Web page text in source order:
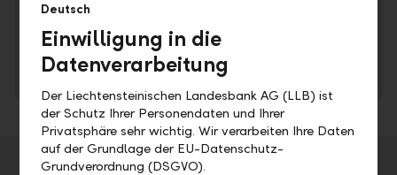
In unserem Online-Geschäftsbericht erhalten Sie
umfassenden Einblick in unsere Erfolgskennzahlen.
Zum Online-Geschäftsbericht
Veranstaltungsdetails
Deutsch
Einwilligung in die
Datenverarbeitung
Der Liechtensteinischen Landesbank AG (LLB) ist
der Schutz Ihrer Personendaten und Ihrer
Privatsphäre sehr wichtig. Wir verarbeiten Ihre Daten
auf der Grundlage der EU-Datenschutz-
Grundverordnung (DSGVO).